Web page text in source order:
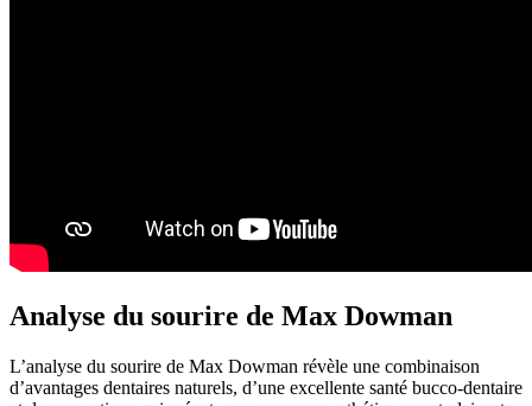
Analyse du sourire de Max Dowman
L’analyse du sourire de Max Dowman révèle une combinaison
d’avantages dentaires naturels, d’une excellente santé bucco-dentaire